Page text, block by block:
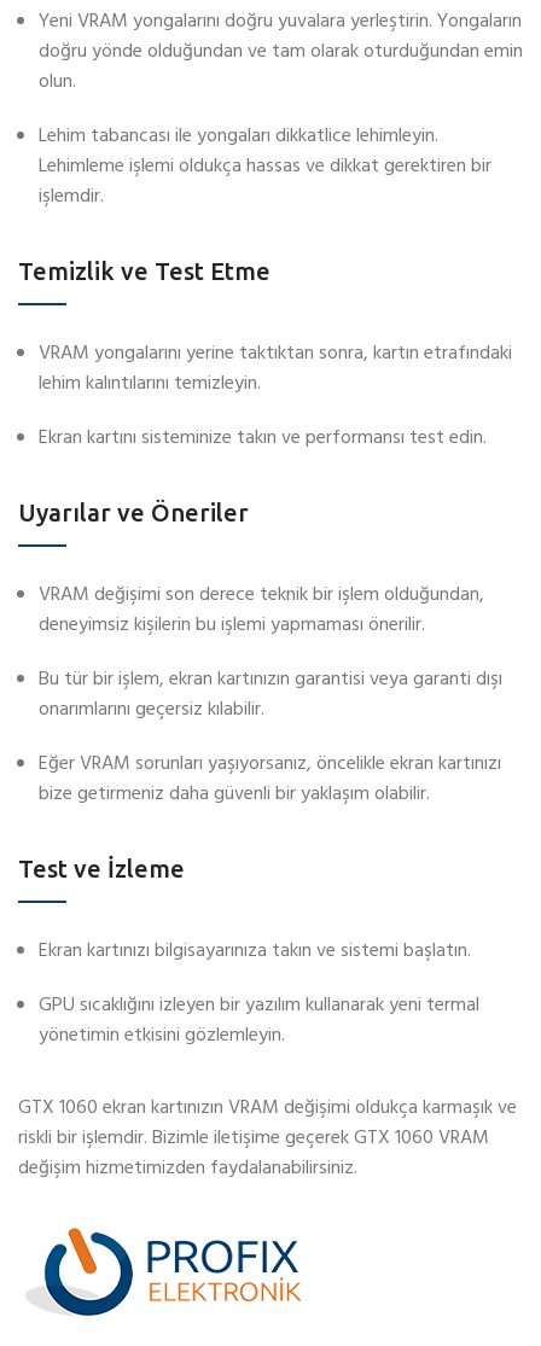
Yeni VRAM yongalarını doğru yuvalara yerleştirin. Yongaların
doğru yönde olduğundan ve tam olarak oturduğundan emin
olun.
Lehim tabancası ile yongaları dikkatlice lehimleyin.
Lehimleme işlemi oldukça hassas ve dikkat gerektiren bir
işlemdir.
Temizlik ve Test Etme
VRAM yongalarını yerine taktıktan sonra, kartın etrafındaki
lehim kalıntılarını temizleyin.
Ekran kartını sisteminize takın ve performansı test edin.
Uyarılar ve Öneriler
VRAM değişimi son derece teknik bir işlem olduğundan,
deneyimsiz kişilerin bu işlemi yapmaması önerilir.
Bu tür bir işlem, ekran kartınızın garantisi veya garanti dışı
onarımlarını geçersiz kılabilir.
Eğer VRAM sorunları yaşıyorsanız, öncelikle ekran kartınızı
bize getirmeniz daha güvenli bir yaklaşım olabilir.
Test ve İzleme
Ekran kartınızı bilgisayarınıza takın ve sistemi başlatın.
GPU sıcaklığını izleyen bir yazılım kullanarak yeni termal
yönetimin etkisini gözlemleyin.
GTX 1060 ekran kartınızın VRAM değişimi oldukça karmaşık ve
riskli bir işlemdir. Bizimle iletişime geçerek GTX 1060 VRAM
değişim hizmetimizden faydalanabilirsiniz.